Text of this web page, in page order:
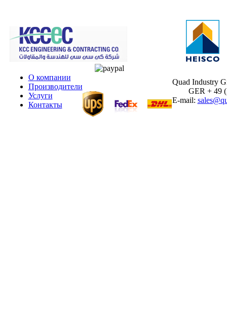
О компании
Производители
Услуги
Контакты
Quad Industry
GER + 49
E-mail: